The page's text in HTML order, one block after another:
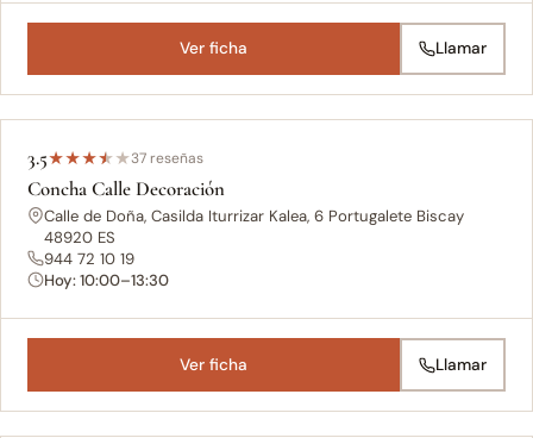
Ver ficha Llamar
3.5★★★★★37 reseñas
Concha Calle Decoración
Calle de Doña, Casilda Iturrizar Kalea, 6 Portugalete Biscay
48920 ES
944 72 10 19
Hoy: 10:00–13:30
Ver ficha Llamar